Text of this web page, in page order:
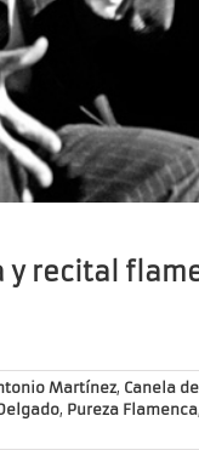
recital
Martínez, Canela
, Pureza Flamenca,